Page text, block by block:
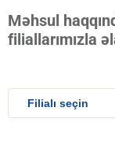
Məhsul
filiallarımızla